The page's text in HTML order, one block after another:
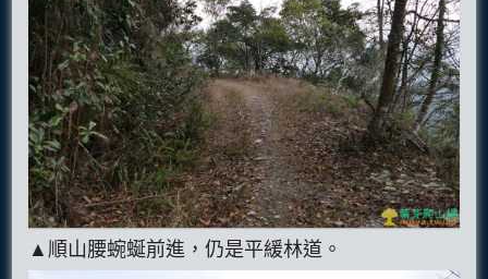
▲順山腰蜿蜒前進，仍是平緩林道。